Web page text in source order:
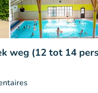
weg (12 tot 14